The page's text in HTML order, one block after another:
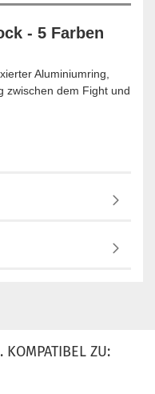
- 5 Farben
Aluminiumring,
zwischen dem Fight und
KOMPATIBEL ZU: